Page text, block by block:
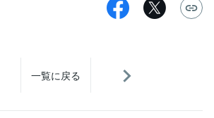
一覧に戻る